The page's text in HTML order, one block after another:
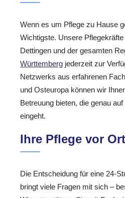
Wenn es um Pflege zu Hause
Wichtigste. Unsere
Dettingen und der gesamten
Württemberg jederzeit zur
Netzwerks aus erfahrenen
und Osteuropa können wir
Betreuung bieten, die genau
eingeht.
Ihre Pflege vor
Die Entscheidung für eine 24-
bringt viele Fragen mit sich –